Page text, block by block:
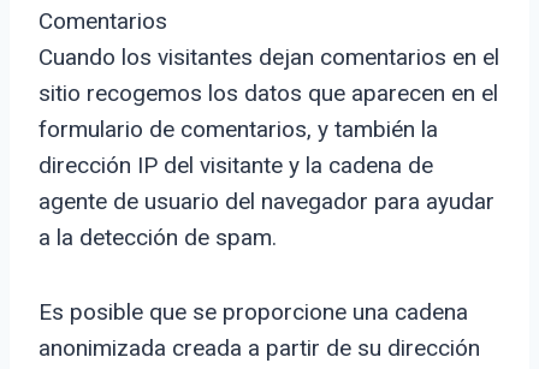
Comentarios
Cuando los visitantes dejan comentarios en el
sitio recogemos los datos que aparecen en el
formulario de comentarios, y también la
dirección IP del visitante y la cadena de
agente de usuario del navegador para ayudar
a la detección de spam.
Es posible que se proporcione una cadena
anonimizada creada a partir de su dirección